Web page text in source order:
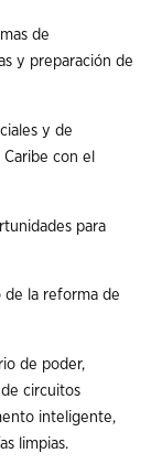
de
y preparación de
y de
con el
para
de la reforma de
de poder,
circuitos
inteligente,
limpias.